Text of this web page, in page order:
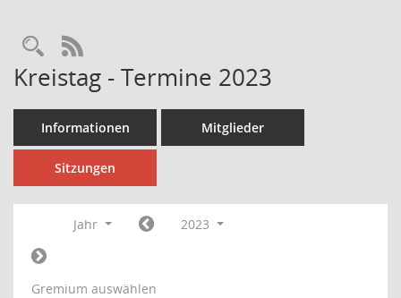
Rechercheauswahl
RSS-Feed
Kreistag - Termine 2023
Informationen Mitglieder
Sitzungen
Jahr 2023
Gremium auswählen